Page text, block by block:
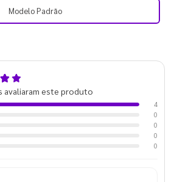
Modelo Padrão
este produto
4
0
0
0
0